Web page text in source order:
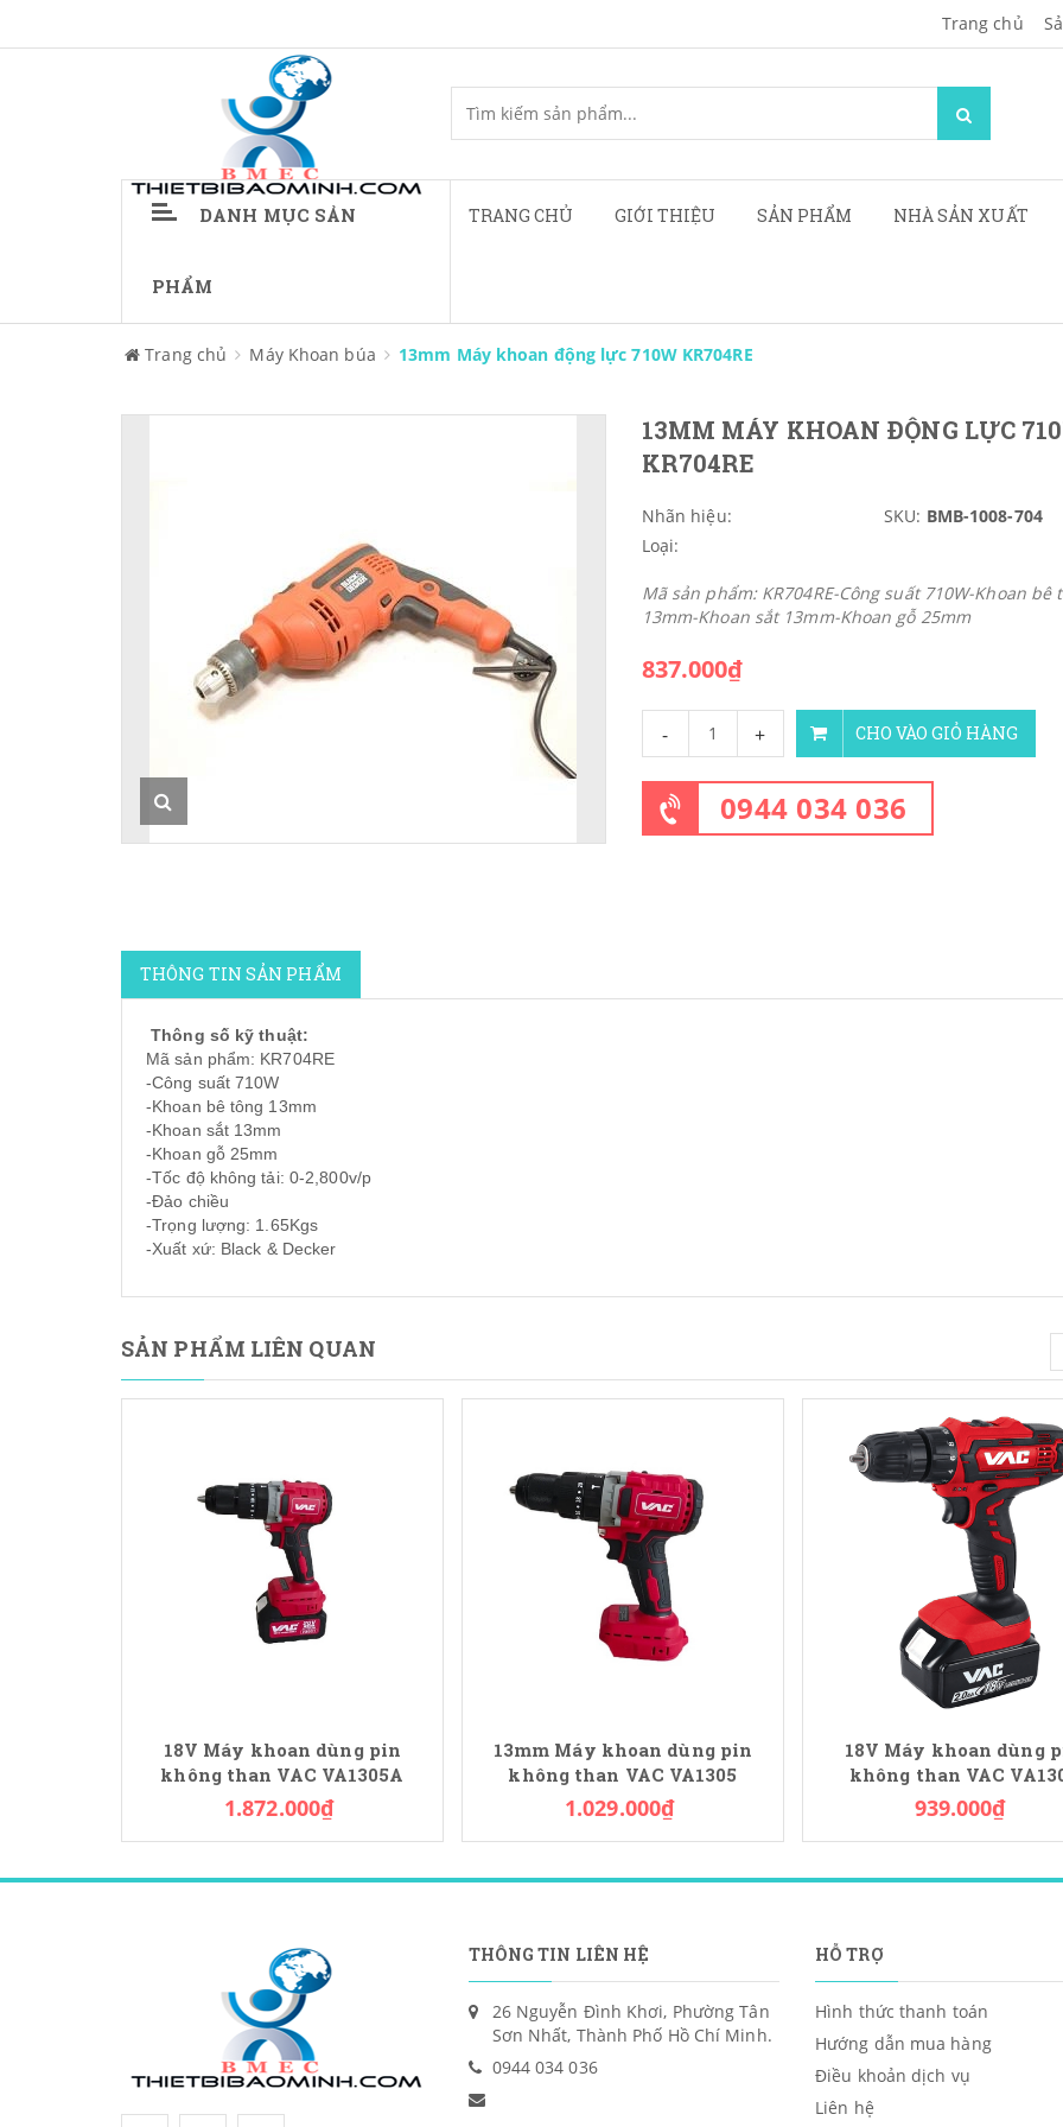
Trang chủ
DANH MỤC SẢN
PHẨM
TRANG CHỦ GIỚI THIỆU SẢN PHẨM NHÀ SẢN XUẤT
Trang chủ Máy Khoan búa 13mm Máy khoan động lực 710W KR704RE
13MM MÁY KHOAN ĐỘNG LỰC
KR704RE
Nhãn hiệu: SKU: BMB-1008-704
Loại:
Mã sản phẩm: KR704RE-Công suất 710W-Khoan bê
13mm-Khoan sắt 13mm-Khoan gỗ 25mm
837.000₫
- + CHO VÀO GIỎ HÀNG
0944 034 036
THÔNG TIN SẢN PHẨM
Thông số kỹ thuật:
Mã sản phẩm: KR704RE
-Công suất 710W
-Khoan bê tông 13mm
-Khoan sắt 13mm
-Khoan gỗ 25mm
-Tốc độ không tải: 0-2,800v/p
-Đảo chiều
-Trọng lượng: 1.65Kgs
-Xuất xứ: Black & Decker
SẢN PHẨM LIÊN QUAN
18V Máy khoan dùng pin
không than VAC VA1305A
1.872.000₫
13mm Máy khoan dùng pin
không than VAC VA1305
1.029.000₫
18V Máy khoan dùng
không than VAC
939.000₫
THÔNG TIN LIÊN HỆ
26 Nguyễn Đình Khơi, Phường Tân
Sơn Nhất, Thành Phố Hồ Chí Minh.
0944 034 036
HỖ TRỢ
Hình thức thanh toán
Hướng dẫn mua hàng
Điều khoản dịch vụ
Liên hệ